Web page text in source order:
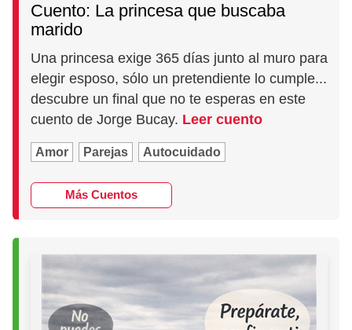
Cuento: La princesa que buscaba
marido
Una princesa exige 365 días junto al muro para
elegir esposo, sólo un pretendiente lo cumple...
descubre un final que no te esperas en este
cuento de Jorge Bucay. Leer cuento
Amor Parejas Autocuidado
Más Cuentos